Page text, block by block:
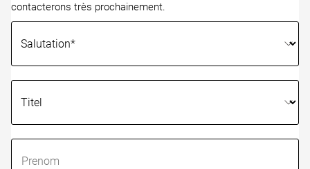
contacterons très prochainement.